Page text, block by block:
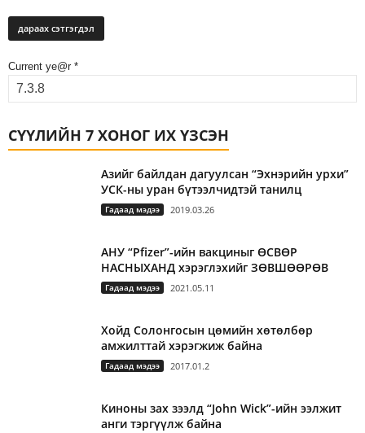
Current ye@r *
СҮҮЛИЙН 7 ХОНОГ ИХ ҮЗСЭН
Азийг байлдан дагуулсан “Эхнэрийн урхи”
УСК-ны уран бүтээлчидтэй танилц
Гадаад мэдээ 2019.03.26
АНУ “Pfizer”-ийн вакциныг ӨСВӨР
НАСНЫХАНД хэрэглэхийг ЗӨВШӨӨРӨВ
Гадаад мэдээ 2021.05.11
Хойд Солонгосын цөмийн хөтөлбөр
амжилттай хэрэгжиж байна
Гадаад мэдээ 2017.01.2
Киноны зах зээлд “John Wick”-ийн ээлжит
анги тэргүүлж байна